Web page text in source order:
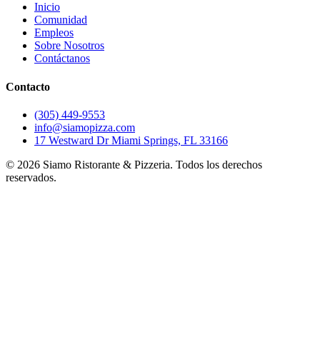
Inicio
Comunidad
Empleos
Sobre Nosotros
Contáctanos
Contacto
(305) 449-9553
info@siamopizza.com
17 Westward Dr Miami Springs, FL 33166
© 2026 Siamo Ristorante & Pizzeria. Todos los derechos
reservados.